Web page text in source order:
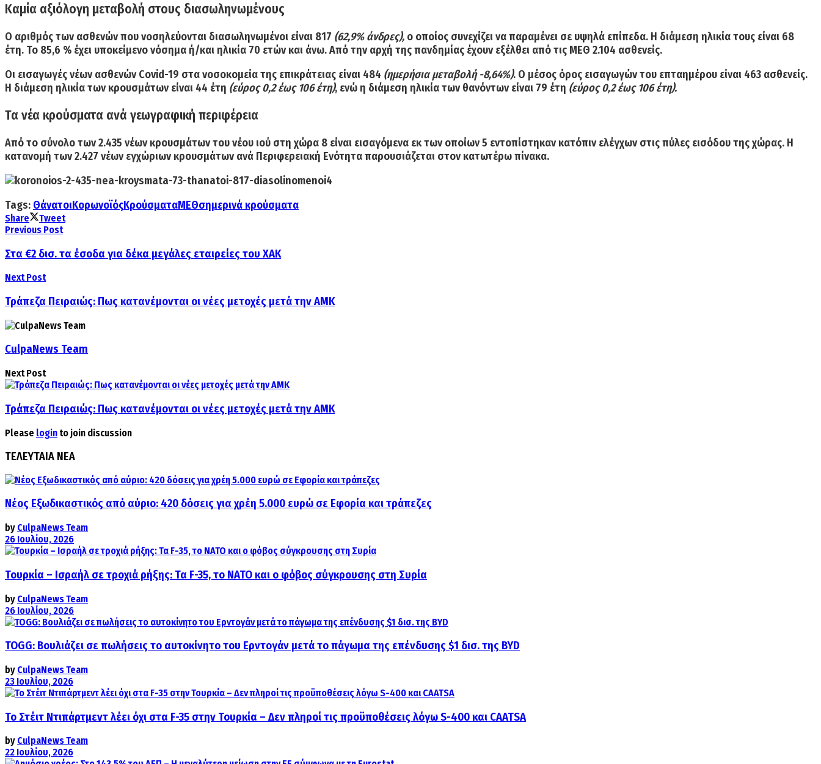
Καμία αξιόλογη μεταβολή στους διασωληνωμένους
Ο αριθμός των ασθενών που νοσηλεύονται διασωληνωμένοι είναι 817 (62,9% άνδρες), ο οποίος συνεχίζει να παραμένει σε υψηλά επίπεδα. Η διάμεση ηλικία τους είναι 68
έτη. Το 85,6 % έχει υποκείμενο νόσημα ή/και ηλικία 70 ετών και άνω. Από την αρχή της πανδημίας έχουν εξέλθει από τις ΜΕΘ 2.104 ασθενείς.
Οι εισαγωγές νέων ασθενών Covid-19 στα νοσοκομεία της επικράτειας είναι 484 (ημερήσια μεταβολή -8,64%). Ο μέσος όρος εισαγωγών του επταημέρου είναι 463 ασθενείς.
Η διάμεση ηλικία των κρουσμάτων είναι 44 έτη (εύρος 0,2 έως 106 έτη), ενώ η διάμεση ηλικία των θανόντων είναι 79 έτη (εύρος 0,2 έως 106 έτη).
Τα νέα κρούσματα ανά γεωγραφική περιφέρεια
Από το σύνολο των 2.435 νέων κρουσμάτων του νέου ιού στη χώρα 8 είναι εισαγόμενα εκ των οποίων 5 εντοπίστηκαν κατόπιν ελέγχων στις πύλες εισόδου της χώρας. Η
κατανομή των2.427 νέων εγχώριων κρουσμάτων ανά Περιφερειακή Ενότητα παρουσιάζεται στον κατωτέρω πίνακα.
Tags: ΘάνατοιΚορωνοϊόςΚρούσματαΜΕΘσημερινά κρούσματα
Share
Tweet
Previous Post
Στα €2 δισ. τα έσοδα για δέκα μεγάλες εταιρείες του ΧΑΚ
Next Post
Τράπεζα Πειραιώς: Πως κατανέμονται οι νέες μετοχές μετά την ΑΜΚ
CulpaNews Team
Next Post
Τράπεζα Πειραιώς: Πως κατανέμονται οι νέες μετοχές μετά την ΑΜΚ
Please login to join discussion
ΤΕΛΕΥΤΑΙΑ ΝΕΑ
Νέος Εξωδικαστικός από αύριο: 420 δόσεις για χρέη 5.000 ευρώ σε Εφορία και τράπεζες
by CulpaNews Team
26 Ιουλίου, 2026
Τουρκία – Ισραήλ σε τροχιά ρήξης: Τα F-35, το ΝΑΤΟ και ο φόβος σύγκρουσης στη Συρία
by CulpaNews Team
26 Ιουλίου, 2026
TOGG: Βουλιάζει σε πωλήσεις το αυτοκίνητο του Ερντογάν μετά το πάγωμα της επένδυσης $1 δισ. της BYD
by CulpaNews Team
23 Ιουλίου, 2026
Το Στέιτ Ντιπάρτμεντ λέει όχι στα F-35 στην Τουρκία – Δεν πληροί τις προϋποθέσεις λόγω S-400 και CAATSA
by CulpaNews Team
22 Ιουλίου, 2026